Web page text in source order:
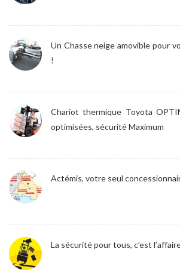
Un Chasse neige amovible pour
!
Chariot thermique Toyota
optimisées, sécurité Maximum
Actémis, votre seul
La sécurité pour tous, c’est